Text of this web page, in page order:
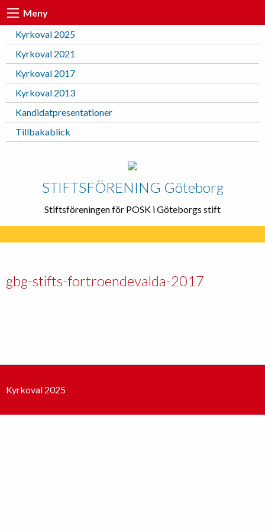
Meny
Kyrkoval 2025
Kyrkoval 2021
Kyrkoval 2017
Kyrkoval 2013
Kandidatpresentationer
Tillbakablick
STIFTSFÖRENING Göteborg
Stiftsföreningen för POSK i Göteborgs stift
gbg-stifts-fortroendevalda-2017
Kyrkoval 2025